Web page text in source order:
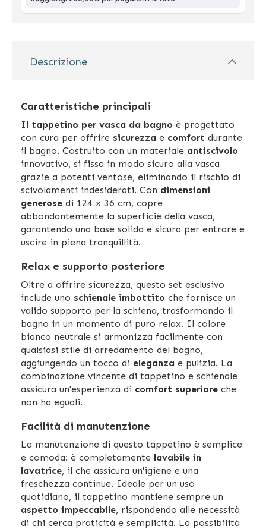
Descrizione
Caratteristiche principali
Il tappetino per vasca da bagno è progettato
con cura per offrire sicurezza e comfort durante
il bagno. Costruito con un materiale antiscivolo
innovativo, si fissa in modo sicuro alla vasca
grazie a potenti ventose, eliminando il rischio di
scivolamenti indesiderati. Con dimensioni
generose di 124 x 36 cm, copre
abbondantemente la superficie della vasca,
garantendo una base solida e sicura per entrare e
uscire in piena tranquillità.
Relax e supporto posteriore
Oltre a offrire sicurezza, questo set esclusivo
include uno schienale imbottito che fornisce un
valido supporto per la schiena, trasformando il
bagno in un momento di puro relax. Il colore
bianco neutrale si armonizza facilmente con
qualsiasi stile di arredamento del bagno,
aggiungendo un tocco di eleganza e pulizia. La
combinazione vincente di tappetino e schienale
assicura un'esperienza di comfort superiore che
non ha eguali.
Facilità di manutenzione
La manutenzione di questo tappetino è semplice
e comoda: è completamente lavabile in
lavatrice, il che assicura un'igiene e una
freschezza continue. Ideale per un uso
quotidiano, il tappetino mantiene sempre un
aspetto impeccabile, rispondendo alle necessità
di chi cerca praticità e semplicità. La possibilità